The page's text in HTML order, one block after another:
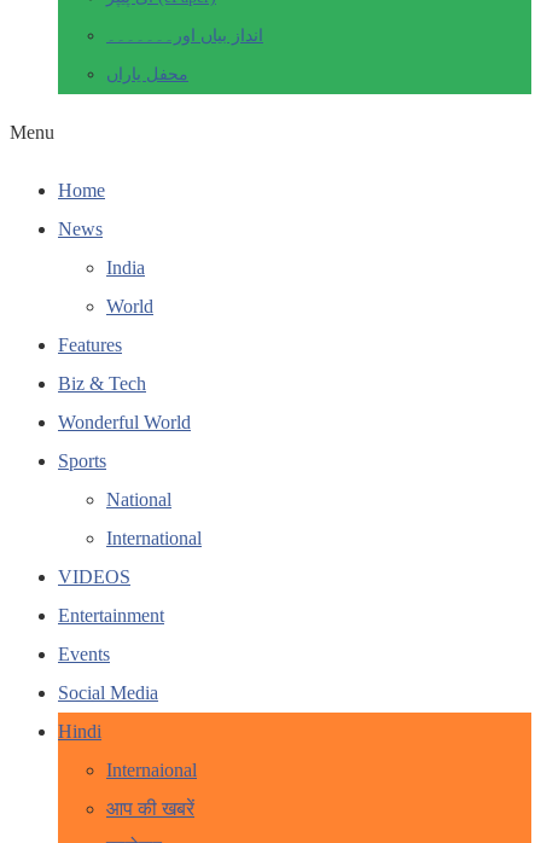
انداز بیاں اور۔۔۔۔۔۔۔
محفل یاراں
Menu
Home
News
India
World
Features
Biz & Tech
Wonderful World
Sports
National
International
VIDEOS
Entertainment
Events
Social Media
Hindi
Internaional
आप की खबरें